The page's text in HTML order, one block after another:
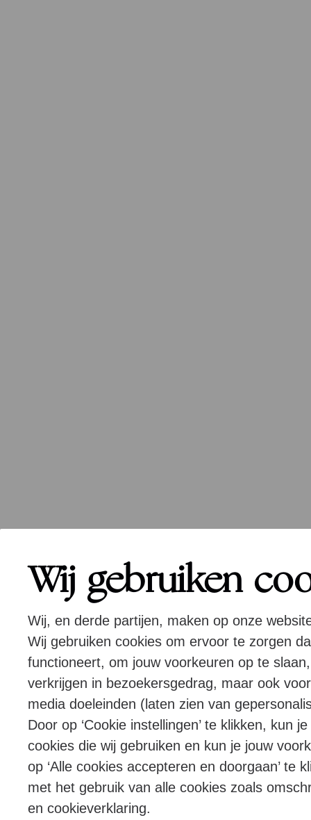
Wij gebruiken
Wij, en derde partijen, maken op onze
Wij gebruiken cookies om ervoor te zorgen
functioneert, om jouw voorkeuren op te
verkrijgen in bezoekersgedrag, maar ook
media doeleinden (laten zien van
Door op ‘Cookie instellingen’ te klikken, kun
cookies die wij gebruiken en kun je jouw
op ‘Alle cookies accepteren en doorgaan’ te
met het gebruik van alle cookies zoals
en cookieverklaring.